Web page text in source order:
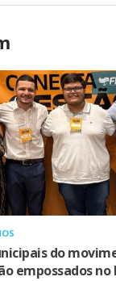
do
empossados no